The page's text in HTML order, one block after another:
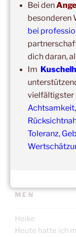
Update:
Unsere
in unseren
Was schon
und/oder hast
vorübergehend
Der nächste
MEN
Heike
Heute hatte ich
Bei den
besonderen
bei
dich daran,
Im
vielfältigster
Toleranz,